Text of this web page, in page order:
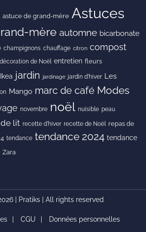
astuce de grand-mère Astuces
mère automne bicarbonate
champignons chauffage citron compost
décoration de Noël entretien fleurs
Ikea jardin jardinage jardin d'hiver Les
Mango marc de café Modes
novembre noël nuisible peau
de lit recette d'hiver recette de Noël repas de
tendance tendance 2024 tendance
Zara
| Pratiks | All rights reserved
CGU Données personnelles